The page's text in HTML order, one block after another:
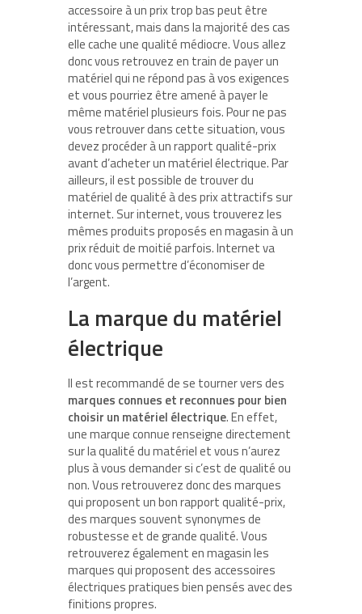
accessoire à un prix trop bas peut être
intéressant, mais dans la majorité des cas
elle cache une qualité médiocre. Vous allez
donc vous retrouvez en train de payer un
matériel qui ne répond pas à vos exigences
et vous pourriez être amené à payer le
même matériel plusieurs fois. Pour ne pas
vous retrouver dans cette situation, vous
devez procéder à un rapport qualité-prix
avant d’acheter un matériel électrique. Par
ailleurs, il est possible de trouver du
matériel de qualité à des prix attractifs sur
internet. Sur internet, vous trouverez les
mêmes produits proposés en magasin à un
prix réduit de moitié parfois. Internet va
donc vous permettre d’économiser de
l’argent.
La marque du matériel
électrique
Il est recommandé de se tourner vers des
marques connues et reconnues pour bien
choisir un matériel électrique. En effet,
une marque connue renseigne directement
sur la qualité du matériel et vous n’aurez
plus à vous demander si c’est de qualité ou
non. Vous retrouverez donc des marques
qui proposent un bon rapport qualité-prix,
des marques souvent synonymes de
robustesse et de grande qualité. Vous
retrouverez également en magasin les
marques qui proposent des accessoires
électriques pratiques bien pensés avec des
finitions propres.